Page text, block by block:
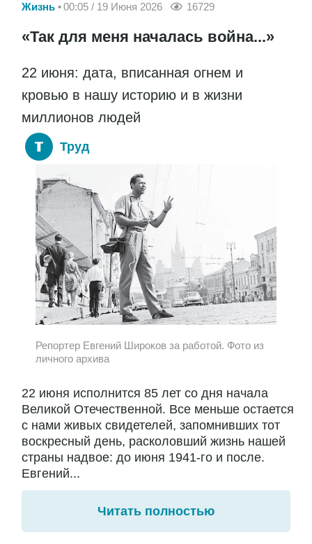
Жизнь 00:05 / 19 Июня 2026 16729
«Так для меня началась война...»
22 июня: дата, вписанная огнем и
кровью в нашу историю и в жизни
миллионов людей
Труд
Репортер Евгений Широков за работой. Фото из
личного архива
22 июня исполнится 85 лет со дня начала
Великой Отечественной. Все меньше остается
с нами живых свидетелей, запомнивших тот
воскресный день, расколовший жизнь нашей
страны надвое: до июня 1941-го и после.
Евгений...
Читать полностью